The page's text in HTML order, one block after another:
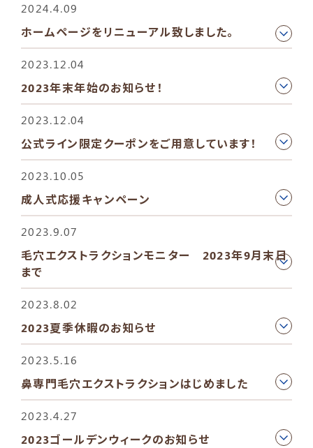
2024.4.09
ホームページをリニューアル致しました。
2023.12.04
2023年末年始のお知らせ！
2023.12.04
公式ライン限定クーポンをご用意しています！
2023.10.05
成人式応援キャンペーン
2023.9.07
毛穴エクストラクションモニター 2023年9月末日
まで
2023.8.02
2023夏季休暇のお知らせ
2023.5.16
鼻専門毛穴エクストラクションはじめました
2023.4.27
2023ゴールデンウィークのお知らせ